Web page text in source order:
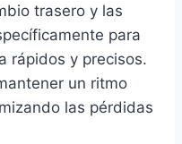
trasero y las
para
rápidos y precisos.
un ritmo
las pérdidas